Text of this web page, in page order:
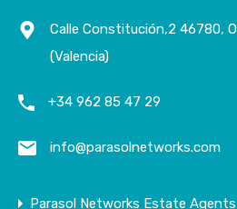
Calle Constitución,2 46780,
(Valencia)
+34 962 85 47 29
info@parasolnetworks.com
Parasol Networks Estate